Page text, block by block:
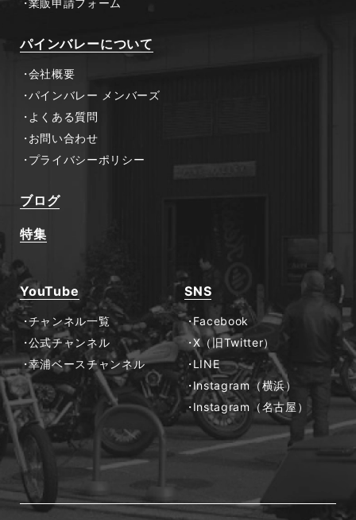
業販申請フォーム
パインバレーについて
会社概要
パインバレー メンバーズ
よくある質問
お問い合わせ
プライバシーポリシー
ブログ
特集
YouTube
チャンネル一覧
公式チャンネル
幸浦ベースチャンネル
SNS
Facebook
X（旧Twitter）
LINE
Instagram（横浜）
Instagram（名古屋）